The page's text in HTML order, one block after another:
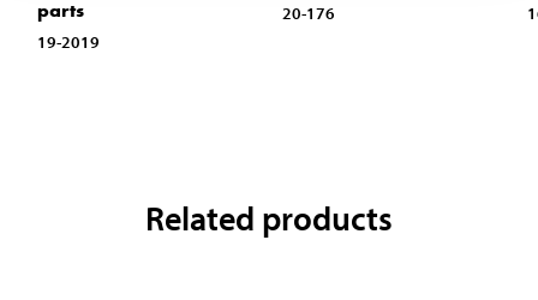
parts
19-2019
20-176
Related products